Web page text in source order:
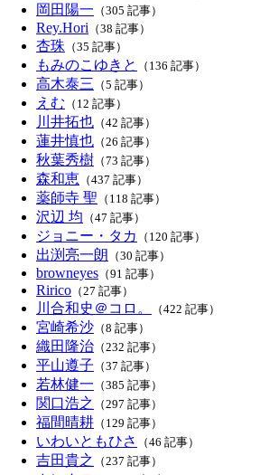
岡田陽一 （305 記事）
Rey.Hori （38 記事）
杏珠 （35 記事）
もみのこゆきと （136 記事）
高木泰三 （5 記事）
えむ （12 記事）
川井拓也 （42 記事）
蓮井慎也 （26 記事）
秋葉秀樹 （73 記事）
森和恵 （437 記事）
薬師寺 聖 （118 記事）
沢辺 均 （47 記事）
ジョニー・タカ （120 記事）
出渕亮一朗 （30 記事）
browneyes （91 記事）
Ririco （27 記事）
川合和史＠コロ。 （422 記事）
宮崎希沙 （8 記事）
織田隆治 （232 記事）
平山遵子 （37 記事）
若林健一 （385 記事）
関口浩之 （297 記事）
福間晴耕 （129 記事）
いわいともひさ （46 記事）
吉田貴之 （237 記事）